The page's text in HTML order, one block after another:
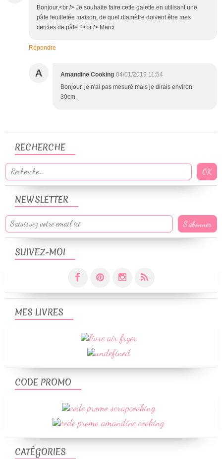
Bonjour,<br /> Je souhaite faire cette galette en utilisant une
pâte feuilletée maison, de quel diamètre doivent être mes
cercles de pâte ?<br /> Merci
Répondre
A Amandine Cooking 04/01/2019 11:54
Bonjour, je n'ai pas mesuré mais je dirais environ
30cm.
NEWSLETTER
SUIVEZ-MOI
RECHERCHE
CATÉGORIES
MES LIVRES
CODE PROMO